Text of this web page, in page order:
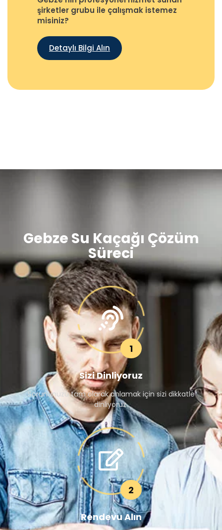
şirketler grubu ile çalışmak istemez
misiniz?
Detaylı Bilgi Alın
Gebze Su Kaçağı Çözüm
Süreci
1
Sizi Dinliyoruz
Sorununuzu tam olarak anlamak için sizi dikkatle
dinliyoruz.
2
Rendevu Alın